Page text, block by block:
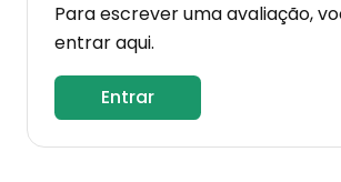
Para escrever uma avaliação,
entrar aqui.
Entrar